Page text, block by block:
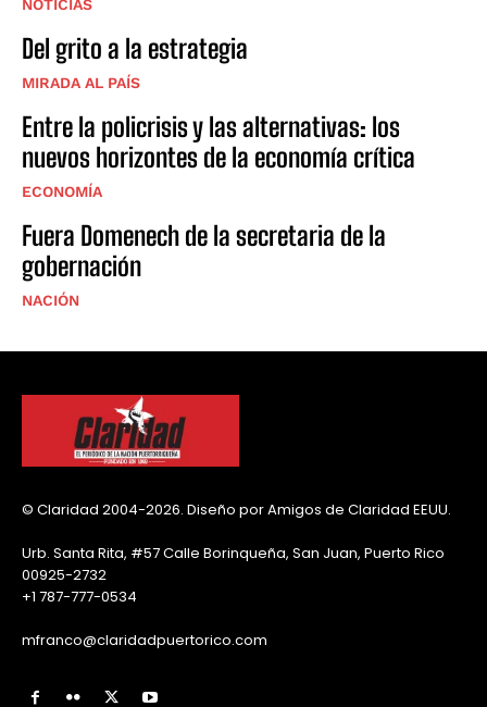
NOTICIAS
Del grito a la estrategia
MIRADA AL PAÍS
Entre la policrisis y las alternativas: los
nuevos horizontes de la economía crítica
ECONOMÍA
Fuera Domenech de la secretaria de la
gobernación
NACIÓN
© Claridad 2004-2026. Diseño por Amigos de Claridad EEUU.
Urb. Santa Rita, #57 Calle Borinqueña, San Juan, Puerto Rico
00925-2732
+1 787-777-0534
mfranco@claridadpuertorico.com